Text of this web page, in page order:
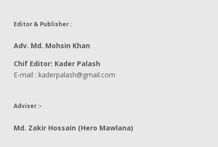
Editor & Publisher :
Adv. Md. Mohsin Khan
Chif Editor: Kader Palash
E-mail : kaderpalash@gmail.com
Adviser :-
Md. Zakir Hossain (Hero Mawlana)